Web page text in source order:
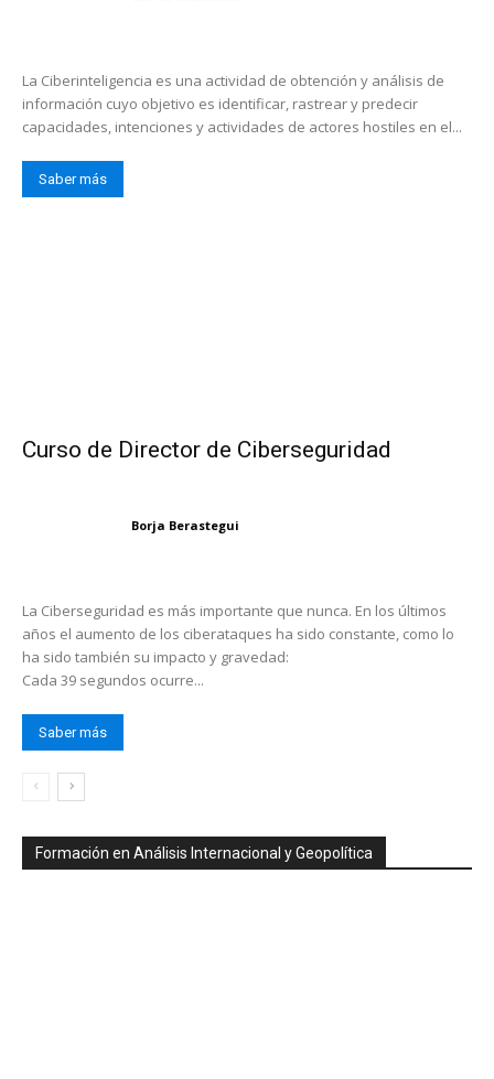
La Ciberinteligencia es una actividad de obtención y análisis de
información cuyo objetivo es identificar, rastrear y predecir
capacidades, intenciones y actividades de actores hostiles en el...
Saber más
Curso de Director de Ciberseguridad
Borja Berastegui
La Ciberseguridad es más importante que nunca. En los últimos
años el aumento de los ciberataques ha sido constante, como lo
ha sido también su impacto y gravedad:
Cada 39 segundos ocurre...
Saber más
Formación en Análisis Internacional y Geopolítica